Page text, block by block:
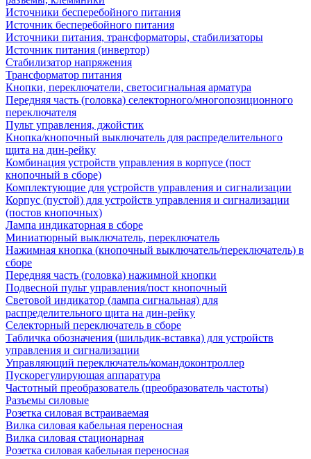
Источники бесперебойного питания
Источник бесперебойного питания
Источники питания, трансформаторы, стабилизаторы
Источник питания (инвертор)
Стабилизатор напряжения
Трансформатор питания
Кнопки, переключатели, светосигнальная арматура
Передняя часть (головка) селекторного/многопозиционного
переключателя
Пульт управления, джойстик
Кнопка/кнопочный выключатель для распределительного
щита на дин-рейку
Комбинация устройств управления в корпусе (пост
кнопочный в сборе)
Комплектующие для устройств управления и сигнализации
Корпус (пустой) для устройств управления и сигнализации
(постов кнопочных)
Лампа индикаторная в сборе
Миниатюрный выключатель, переключатель
Нажимная кнопка (кнопочный выключатель/переключатель) в
сборе
Передняя часть (головка) нажимной кнопки
Подвесной пульт управления/пост кнопочный
Световой индикатор (лампа сигнальная) для
распределительного щита на дин-рейку
Селекторный переключатель в сборе
Табличка обозначения (шильдик-вставка) для устройств
управления и сигнализации
Управляющий переключатель/командоконтроллер
Пускорегулирующая аппаратура
Частотный преобразователь (преобразователь частоты)
Разъемы силовые
Розетка силовая встраиваемая
Вилка силовая кабельная переносная
Вилка силовая стационарная
Розетка силовая кабельная переносная